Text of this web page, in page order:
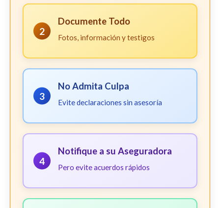
2
Documente Todo
Fotos, información y testigos
3
No Admita Culpa
Evite declaraciones sin asesoría
4
Notifique a su Aseguradora
Pero evite acuerdos rápidos